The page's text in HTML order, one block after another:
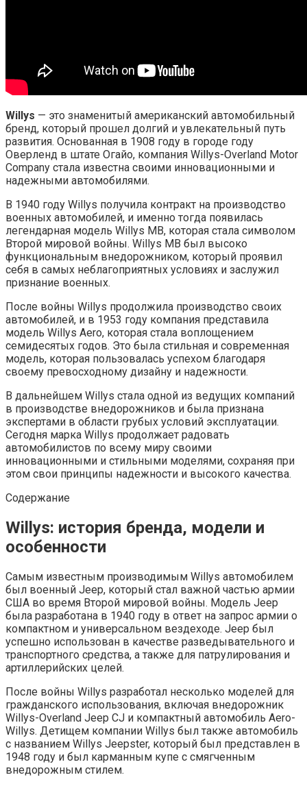
Willys — это знаменитый американский автомобильный
бренд, который прошел долгий и увлекательный путь
развития. Основанная в 1908 году в городе году
Оверленд в штате Огайо, компания Willys-Overland Motor
Company стала известна своими инновационными и
надежными автомобилями.
В 1940 году Willys получила контракт на производство
военных автомобилей, и именно тогда появилась
легендарная модель Willys MB, которая стала символом
Второй мировой войны. Willys MB был высоко
функциональным внедорожником, который проявил
себя в самых неблагоприятных условиях и заслужил
признание военных.
После войны Willys продолжила производство своих
автомобилей, и в 1953 году компания представила
модель Willys Aero, которая стала воплощением
семидесятых годов. Это была стильная и современная
модель, которая пользовалась успехом благодаря
своему превосходному дизайну и надежности.
В дальнейшем Willys стала одной из ведущих компаний
в производстве внедорожников и была признана
экспертами в области грубых условий эксплуатации.
Сегодня марка Willys продолжает радовать
автомобилистов по всему миру своими
инновационными и стильными моделями, сохраняя при
этом свои принципы надежности и высокого качества.
Содержание
Willys: история бренда, модели и
особенности
Самым известным производимым Willys автомобилем
был военный Jeep, который стал важной частью армии
США во время Второй мировой войны. Модель Jeep
была разработана в 1940 году в ответ на запрос армии о
компактном и универсальном вездеходе. Jeep был
успешно использован в качестве разведывательного и
транспортного средства, а также для патрулирования и
артиллерийских целей.
После войны Willys разработал несколько моделей для
гражданского использования, включая внедорожник
Willys-Overland Jeep CJ и компактный автомобиль Aero-
Willys. Детищем компании Willys был также автомобиль
с названием Willys Jeepster, который был представлен в
1948 году и был карманным купе с смягченным
внедорожным стилем.